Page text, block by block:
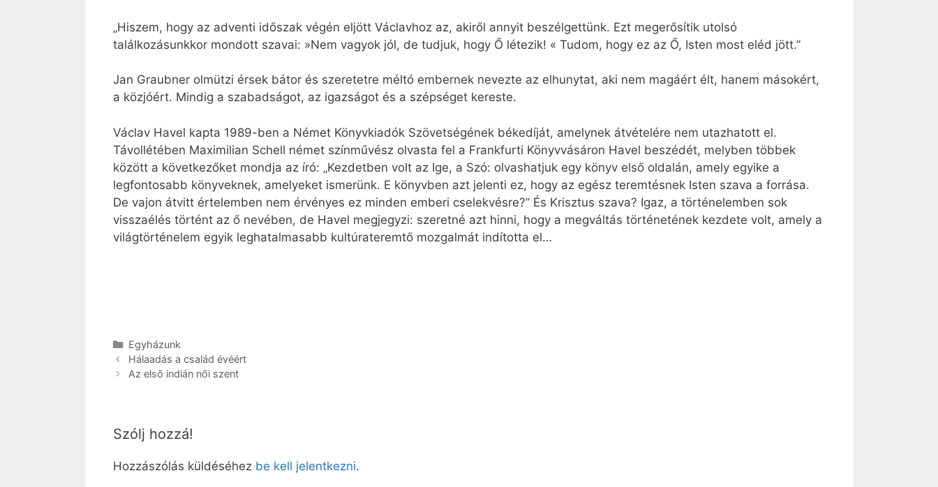
„Hiszem, hogy az adventi időszak végén eljött Václavhoz az, akiről annyit beszélgettünk. Ezt megerősítik utolsó
találkozásunkkor mondott szavai: »Nem vagyok jól, de tudjuk, hogy Ő létezik! « Tudom, hogy ez az Ő, Isten most eléd jött.”
Jan Graubner olmützi érsek bátor és szeretetre méltó embernek nevezte az elhunytat, aki nem magáért élt, hanem másokért,
a közjóért. Mindig a szabadságot, az igazságot és a szépséget kereste.
Václav Havel kapta 1989-ben a Német Könyvkiadók Szövetségének békedíját, amelynek átvételére nem utazhatott el.
Távollétében Maximilian Schell német színművész olvasta fel a Frankfurti Könyvvásáron Havel beszédét, melyben többek
között a következőket mondja az író: „Kezdetben volt az Ige, a Szó: olvashatjuk egy könyv első oldalán, amely egyike a
legfontosabb könyveknek, amelyeket ismerünk. E könyvben azt jelenti ez, hogy az egész teremtésnek Isten szava a forrása.
De vajon átvitt értelemben nem érvényes ez minden emberi cselekvésre?” És Krisztus szava? Igaz, a történelemben sok
visszaélés történt az ő nevében, de Havel megjegyzi: szeretné azt hinni, hogy a megváltás történetének kezdete volt, amely a
világtörténelem egyik leghatalmasabb kultúrateremtő mozgalmát indította el…
Kategória
Egyházunk
Hálaadás a család évéért
Az első indián női szent
Szólj hozzá!
Hozzászólás küldéséhez be kell jelentkezni.